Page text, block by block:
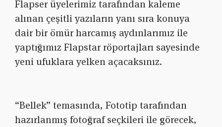
Flapser üyelerimiz tarafından kaleme
alınan çeşitli yazıların yanı sıra konuya
dair bir ömür harcamış aydınlarımız ile
yaptığımız Flapstar röportajları sayesinde
yeni ufuklara yelken açacaksınız.
“Bellek” temasında, Fototip tarafından
hazırlanmış fotoğraf seçkileri ile görecek,